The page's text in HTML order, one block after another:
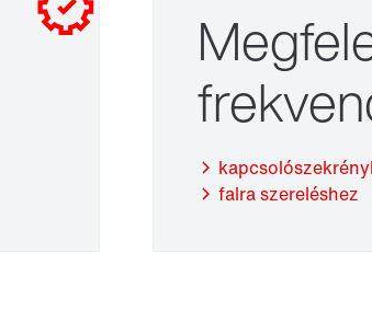
falra szereléshez